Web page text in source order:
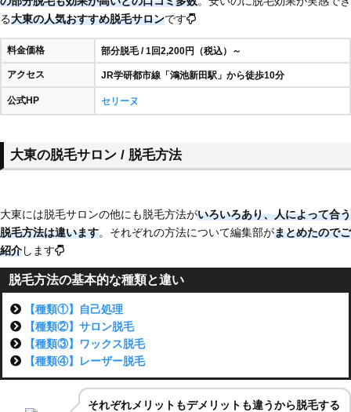
る大東の人気おすすめ脱毛サロンです
料金価格 部分脱毛 / 1回2,200円（税込）～
アクセス JR学研都市線「鴻池新田駅」から徒歩10分
公式HP セリーヌ
大東の脱毛サロン / 脱毛方法
大東には脱毛サロンの他にも脱毛方法がいろいろあり、人によって合う
脱毛方法は違います。それぞれの方法について編集部がまとめたのでご
紹介します
脱毛方法の基本的な種類と違い
【種類①】自己処理
【種類②】サロン脱毛
【種類③】ワックス脱毛
【種類④】レーザー脱毛
それぞれメリットもデメリットも違うから脱毛する